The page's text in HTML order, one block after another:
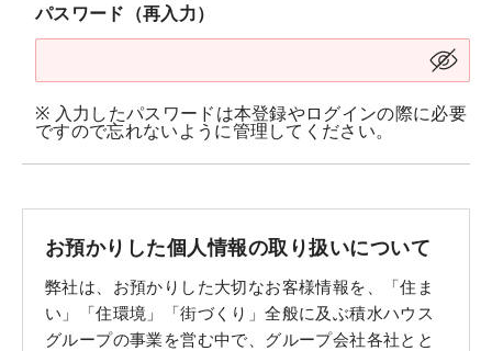
パスワード（再入力）
※ 入力したパスワードは本登録やログインの際に必要
ですので忘れないように管理してください。
お預かりした個人情報の取り扱いについて
弊社は、お預かりした大切なお客様情報を、「住ま
い」「住環境」「街づくり」全般に及ぶ積水ハウス
グループの事業を営む中で、グループ会社各社とと